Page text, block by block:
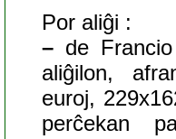
Por aliĝi :
– de
aliĝilon,
euroj,
perĉekan